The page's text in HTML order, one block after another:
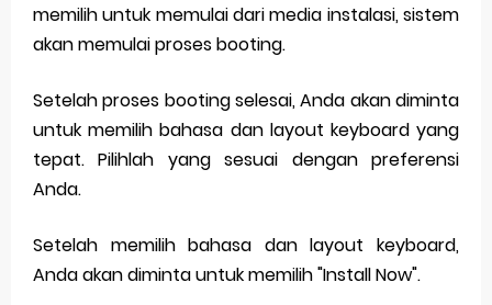
memilih untuk memulai dari media instalasi, sistem
akan memulai proses booting.
Setelah proses booting selesai, Anda akan diminta
untuk memilih bahasa dan layout keyboard yang
tepat. Pilihlah yang sesuai dengan preferensi
Anda.
Setelah memilih bahasa dan layout keyboard,
Anda akan diminta untuk memilih "Install Now".